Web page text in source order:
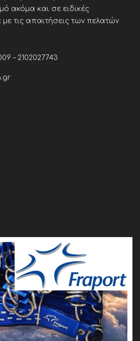
ακόμα και σε ειδικές
τις απαιτήσεις των πελατών
– 2102027743